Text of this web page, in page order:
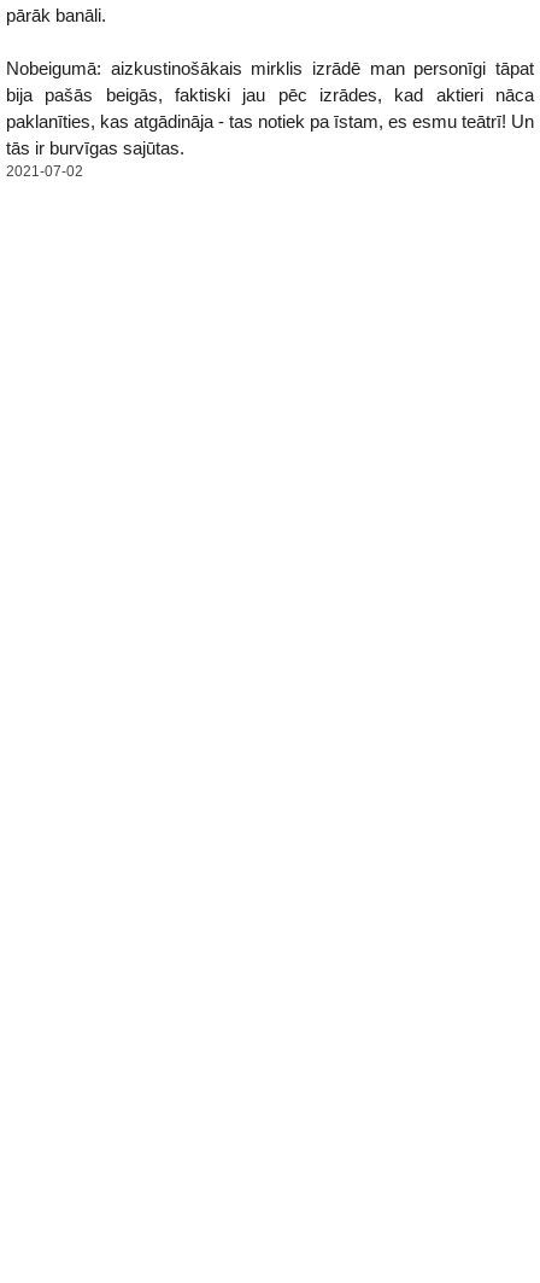
pārāk banāli.
Nobeigumā: aizkustinošākais mirklis izrādē man personīgi tāpat
bija pašās beigās, faktiski jau pēc izrādes, kad aktieri nāca
paklanīties, kas atgādināja - tas notiek pa īstam, es esmu teātrī! Un
tās ir burvīgas sajūtas.
2021-07-02